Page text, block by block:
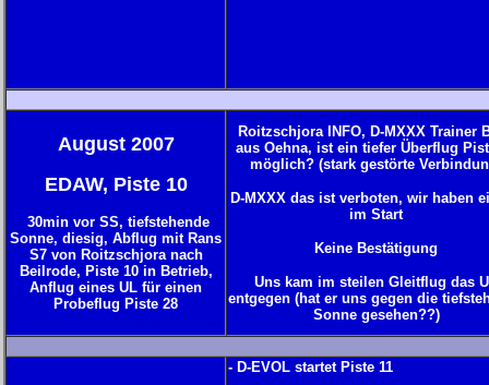
August 2007
EDAW, Piste 10
30min vor SS, tiefstehende
Sonne, diesig, Abflug mit Rans
S7 von Roitzschjora nach
Beilrode, Piste 10 in Betrieb,
Anflug eines UL für einen
Probeflug Piste 28
Roitzschjora INFO, D-MXXX Trainer
aus Oehna, ist ein tiefer Überflug
möglich? (stark gestörte
D-MXXX das ist verboten, wir haben
im Start
Keine Bestätigung
Uns kam im steilen Gleitflug das
entgegen (hat er uns gegen die
Sonne gesehen??)
- D-EVOL startet Piste 11